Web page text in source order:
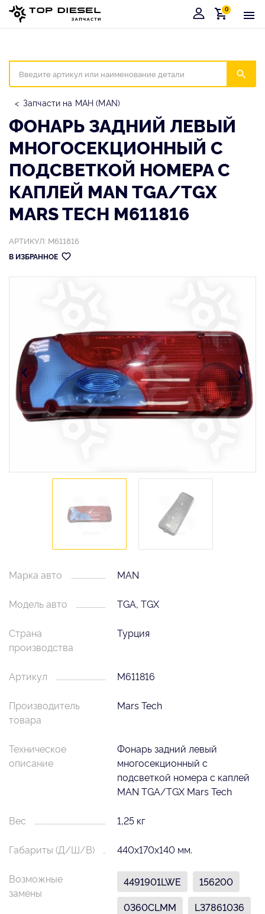
Корзина
0
Запчасти на МАН (MAN)
ФОНАРЬ ЗАДНИЙ ЛЕВЫЙ
МНОГОСЕКЦИОННЫЙ С
ПОДСВЕТКОЙ НОМЕРА С
КАПЛЕЙ MAN TGA/TGX
MARS TECH M611816
АРТИКУЛ: M611816
В ИЗБРАННОЕ
Марка авто MAN
Модель авто TGA, TGX
Страна
производства
Турция
Артикул M611816
Производитель
товара
Mars Tech
Техническое
описание
Фонарь задний левый
многосекционный с
подсветкой номера с каплей
MAN TGA/TGX Mars Tech
Вес 1,25 кг
Габариты (Д/Ш/В) 440х170х140 мм.
Возможные
замены
4491901LWE
156200
0360CLMM
L37861036